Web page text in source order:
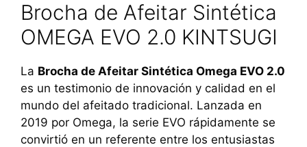
Brocha de Afeitar Sintética
OMEGA EVO 2.0 KINTSUGI
La Brocha de Afeitar Sintética Omega EVO 2.0
es un testimonio de innovación y calidad en el
mundo del afeitado tradicional. Lanzada en
2019 por Omega, la serie EVO rápidamente se
convirtió en un referente entre los entusiastas